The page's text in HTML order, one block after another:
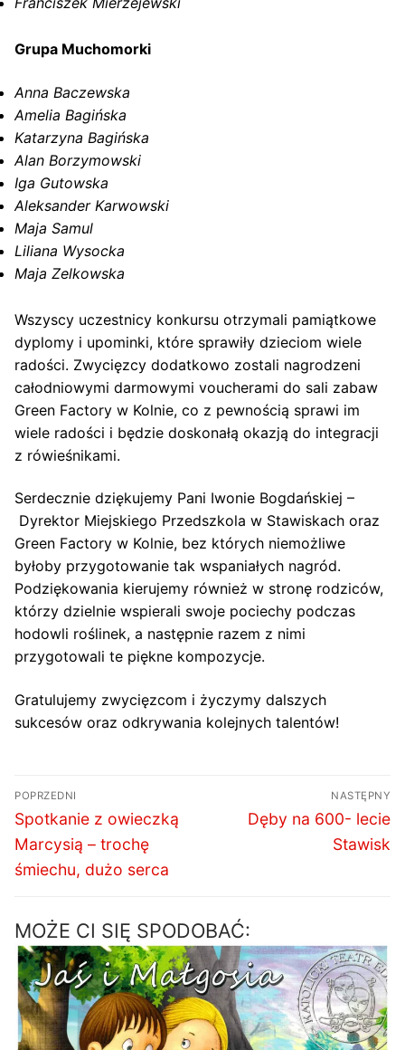
Grupa Muchomorki
Anna Baczewska
Amelia Bagińska
Katarzyna Bagińska
Alan Borzymowski
Iga Gutowska
Aleksander Karwowski
Maja Samul
Liliana Wysocka
Maja Zelkowska
Wszyscy uczestnicy konkursu otrzymali pamiątkowe
dyplomy i upominki, które sprawiły dzieciom wiele
radości. Zwycięzcy dodatkowo zostali nagrodzeni
całodniowymi darmowymi voucherami do sali zabaw
Green Factory w Kolnie, co z pewnością sprawi im
wiele radości i będzie doskonałą okazją do integracji
z rówieśnikami.
Serdecznie dziękujemy Pani Iwonie Bogdańskiej –
Dyrektor Miejskiego Przedszkola w Stawiskach oraz
Green Factory w Kolnie, bez których niemożliwe
byłoby przygotowanie tak wspaniałych nagród.
Podziękowania kierujemy również w stronę rodziców,
którzy dzielnie wspierali swoje pociechy podczas
hodowli roślinek, a następnie razem z nimi
przygotowali te piękne kompozycje.
Gratulujemy zwycięzcom i życzymy dalszych
sukcesów oraz odkrywania kolejnych talentów!
Nawigacja
wpisu
POPRZEDNI
Poprzedni
wpis:
Spotkanie z owieczką
Marcysią – trochę
śmiechu, dużo serca
NASTĘPNY
Następny
Dęby na 600- lecie
Stawisk
MOŻE CI SIĘ SPODOBAĆ: